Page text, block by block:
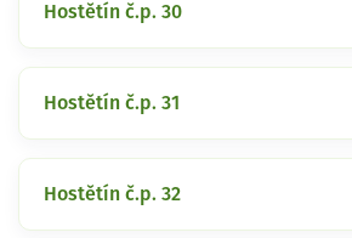
Hostětín č.p. 30
Hostětín č.p. 31
Hostětín č.p. 32